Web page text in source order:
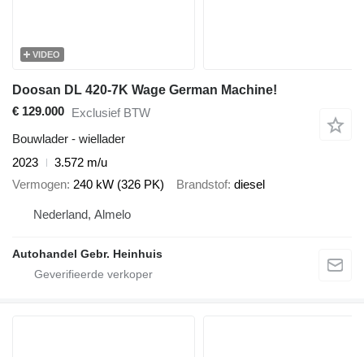
VIDEO
Doosan DL 420-7K Wage German Machine!
€ 129.000 Exclusief BTW
Bouwlader - wiellader
2023
3.572 m/u
Vermogen 240 kW (326 PK) Brandstof diesel
Nederland, Almelo
Autohandel Gebr. Heinhuis